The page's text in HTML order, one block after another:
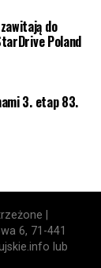
do
Poland
3. etap 83.
|
6, 71-441
lub